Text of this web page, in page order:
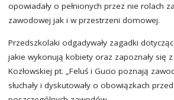
opowiadały o pełnionych przez nie rolach
zawodowej jak i w przestrzeni domowej.
Przedszkolaki odgadywały zagadki
jakie wykonują kobiety oraz zapoznały się
Kozłowskiej pt. „Feluś i Gucio poznają
słuchały i dyskutowały o obowiązkach